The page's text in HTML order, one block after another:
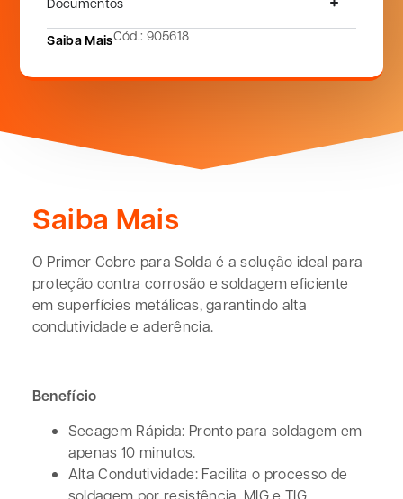
Saiba MaisCód.: 905618
Saiba Mais
O Primer Cobre para Solda é a solução ideal para
proteção contra corrosão e soldagem eficiente
em superfícies metálicas, garantindo alta
condutividade e aderência.
Benefício
Secagem Rápida: Pronto para soldagem em
apenas 10 minutos.
Alta Condutividade: Facilita o processo de
soldagem por resistência, MIG e TIG.